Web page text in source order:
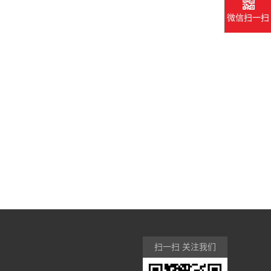
扫一扫 关注我们
微信扫一扫